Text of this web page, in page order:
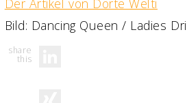
Bild: Dancing Queen / Ladies